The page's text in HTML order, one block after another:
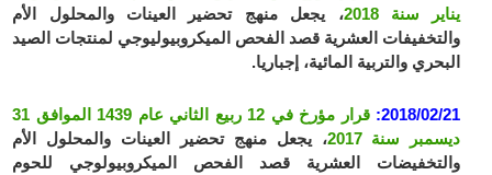
يناير سنة 2018
، يجعل منهج تحضير العينات والمحلول الأم
والتخفيفات العشرية قصد الفحص الميكروبيوليوجي لمنتجات الصيد
البحري والتربية المائية، إجباريا.
2018/02/21:
قرار مؤرخ في 12 ربيع الثاني عام 1439 الموافق 31
ديسمبر سنة 2017
، يجعل منهج تحضير العينات والمحلول الأم
والتخفيضات العشرية قصد الفحص الميكروبيولوجي للحوم